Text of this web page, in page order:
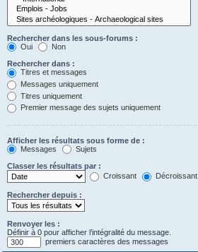
Rechercher dans les sous-forums :
Oui
Non
Rechercher dans :
Titres et messages
Messages uniquement
Titres uniquement
Premier message des sujets uniquement
Afficher les résultats sous forme de :
Messages
Sujets
Classer les résultats par :
Croissant
Décroissant
Rechercher depuis :
Renvoyer les :
Définir à 0 pour afficher l’intégralité du message.
premiers caractères des messages